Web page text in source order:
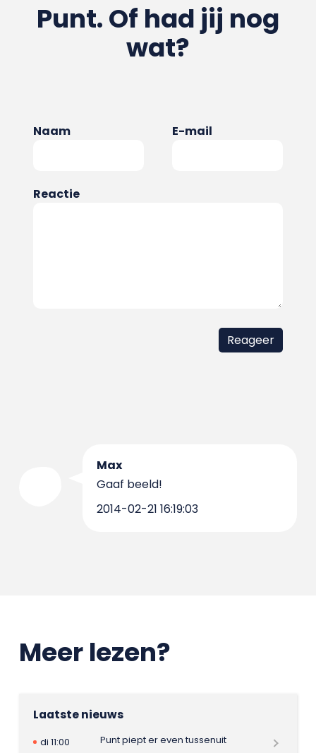
Punt. Of had jij nog
wat?
Naam E-mail
Reactie
Max
Gaaf beeld!
2014-02-21 16:19:03
Meer lezen?
Laatste nieuws
di 11:00
Punt piept er even tussenuit